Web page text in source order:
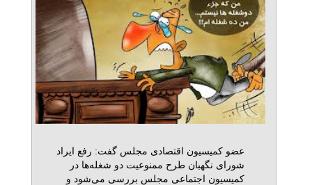
عضو کمیسیون اقتصادی مجلس گفت: رفع ایراد
شورای نگهبان طرح ممنوعیت دو شغله‌ها در
کمیسیون اجتماعی مجلس بررسی می‌شود و